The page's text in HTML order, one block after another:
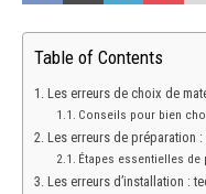
Table of Contents
Les erreurs de choix de
Conseils pour bien
Les erreurs de préparation
Étapes essentielles de
Les erreurs d’installation :